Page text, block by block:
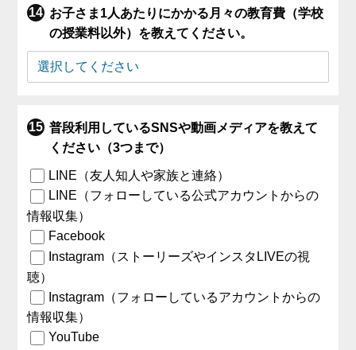
お子さま1人あたりにかかる月々の教育費（学校
の授業料以外）を教えてください。
普段利用しているSNSや動画メディアを教えて
ください（3つまで）
LINE（友人知人や家族と連絡）
LINE（フォローしている公式アカウントからの
情報収集）
Facebook
Instagram（ストーリーズやインスタLIVEの視
聴）
Instagram（フォローしているアカウントからの
情報収集）
YouTube